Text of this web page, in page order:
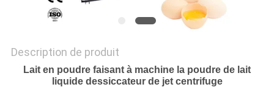
Description de produit
Lait en poudre faisant à machine la poudre de lait
liquide dessiccateur de jet centrifuge